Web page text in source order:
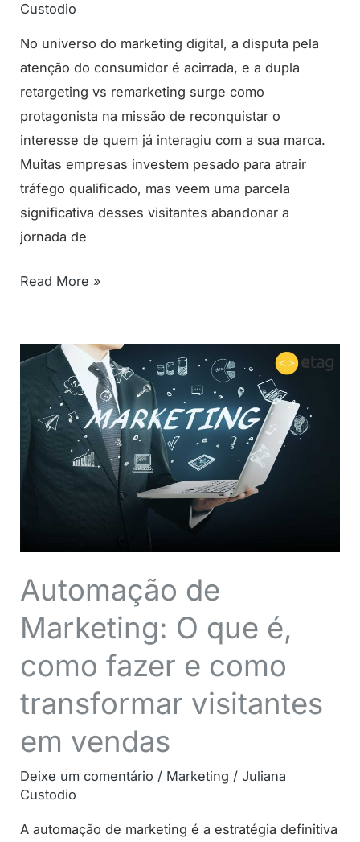
Custodio
No universo do marketing digital, a disputa pela
atenção do consumidor é acirrada, e a dupla
retargeting vs remarketing surge como
protagonista na missão de reconquistar o
interesse de quem já interagiu com a sua marca.
Muitas empresas investem pesado para atrair
tráfego qualificado, mas veem uma parcela
significativa desses visitantes abandonar a
jornada de
Read More »
Automação de
Marketing: O que é,
como fazer e como
transformar visitantes
em vendas
Deixe um comentário / Marketing /Juliana
Custodio
A automação de marketing é a estratégia definitiva
Automação
Marketing:
que
e
transformar
visitantes
vendas